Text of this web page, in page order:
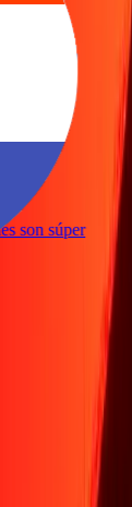
son súper